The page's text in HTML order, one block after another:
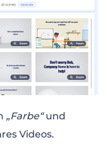
„Farbe“und
Videos.